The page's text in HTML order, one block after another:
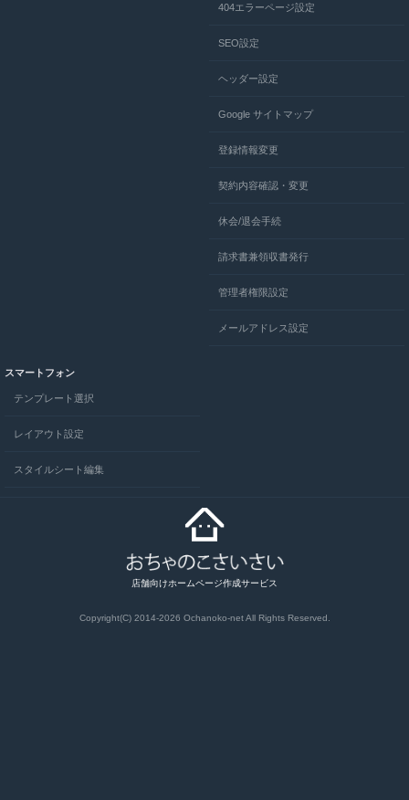
404エラーページ設定
SEO設定
ヘッダー設定
Google サイトマップ
登録情報変更
契約内容確認・変更
休会/退会手続
請求書兼領収書発行
管理者権限設定
メールアドレス設定
スマートフォン
テンプレート選択
レイアウト設定
スタイルシート編集
店舗向けホームページ作成サービス
Copyright(C) 2014-2026 Ochanoko-net All Rights Reserved.